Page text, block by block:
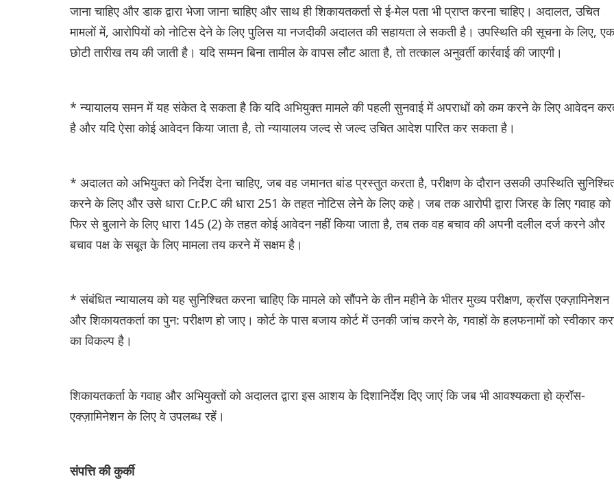
जाना चाहिए और डाक द्वारा भेजा जाना चाहिए और साथ ही शिकायतकर्ता से ई-मेल पता भी प्राप्त करना चाहिए। अदालत, उचित
मामलों में, आरोपियों को नोटिस देने के लिए पुलिस या नजदीकी अदालत की सहायता ले सकती है। उपस्थिति की सूचना के लिए, एक
छोटी तारीख तय की जाती है। यदि सम्मन बिना तामील के वापस लौट आता है, तो तत्काल अनुवर्ती कार्रवाई की जाएगी।
* न्यायालय समन में यह संकेत दे सकता है कि यदि अभियुक्त मामले की पहली सुनवाई में अपराधों को कम करने के लिए आवेदन
है और यदि ऐसा कोई आवेदन किया जाता है, तो न्यायालय जल्द से जल्द उचित आदेश पारित कर सकता है।
* अदालत को अभियुक्त को निर्देश देना चाहिए, जब वह जमानत बांड प्रस्तुत करता है, परीक्षण के दौरान उसकी उपस्थिति
करने के लिए और उसे धारा Cr.P.C की धारा 251 के तहत नोटिस लेने के लिए कहे। जब तक आरोपी द्वारा जिरह के लिए गवाह को
फिर से बुलाने के लिए धारा 145 (2) के तहत कोई आवेदन नहीं किया जाता है, तब तक वह बचाव की अपनी दलील दर्ज करने और
बचाव पक्ष के सबूत के लिए मामला तय करने में सक्षम है।
* संबंधित न्यायालय को यह सुनिश्चित करना चाहिए कि मामले को सौंपने के तीन महीने के भीतर मुख्य परीक्षण, क्रॉस एक्ज़ामिनेशन
और शिकायतकर्ता का पुन: परीक्षण हो जाए। कोर्ट के पास बजाय कोर्ट में उनकी जांच करने के, गवाहों के हलफनामों को स्वीकार
का विकल्प है।
शिकायतकर्ता के गवाह और अभियुक्तों को अदालत द्वारा इस आशय के दिशानिर्देश दिए जाएं कि जब भी आवश्यकता हो क्रॉस-
एक्ज़ामिनेशन के लिए वे उपलब्ध रहें।
संपत्ति की कुर्की